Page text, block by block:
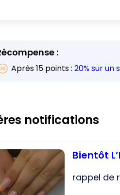
:
Après15 points : 20% sur un
notifications
Bientôt
rappel de